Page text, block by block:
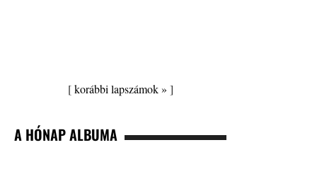
[korábbi lapszámok » ]
A HÓNAP ALBUMA